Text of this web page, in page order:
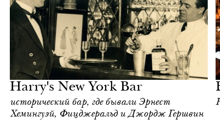
Harry's New York Bar
исторический бар, где бывали Эрнест
Хемингуэй, Фицджеральд и Джордж Гершвин
жизнь